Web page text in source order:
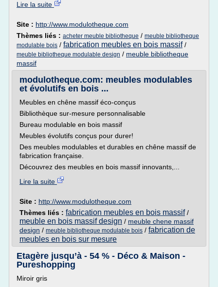
Lire la suite
Site : http://www.modulotheque.com
Thèmes liés : acheter meuble bibliotheque / meuble bibliotheque
modulable bois / fabrication meubles en bois massif/
meuble bibliotheque modulable design / meuble bibliotheque
massif
modulotheque.com: meubles modulables
et évolutifs en bois ...
Meubles en chêne massif éco-conçus
Bibliothèque sur-mesure personnalisable
Bureau modulable en bois massif
Meubles évolutifs conçus pour durer!
Des meubles modulables et durables en chêne massif de
fabrication française.
Découvrez des meubles en bois massif innovants,...
Lire la suite
Site : http://www.modulotheque.com
Thèmes liés : fabrication meubles en bois massif/
meuble en bois massif design / meuble chene massif
design / meuble bibliotheque modulable bois / fabrication de
meubles en bois sur mesure
Etagère jusqu’à - 54 % - Déco & Maison -
Pureshopping
Miroir gris